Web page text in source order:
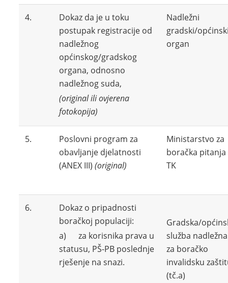
4.
Dokaz da je u toku
postupak registracije od
nadležnog
općinskog/gradskog
organa, odnosno
nadležnog suda,
(original ili ovjerena
fotokopija)
Nadležni
gradski/
organ
5.
Poslovni program za
obavljanje djelatnosti
(ANEX III)(original)
Ministarstvo za
boračka pitanja
TK
6.
Dokaz o pripadnosti
boračkoj populaciji:
a) za korisnika prava u
statusu, PŠ-PB poslednje
rješenje na snazi.
Gradska/
služba nadležna
za boračko
invalidsku
(tč.a)